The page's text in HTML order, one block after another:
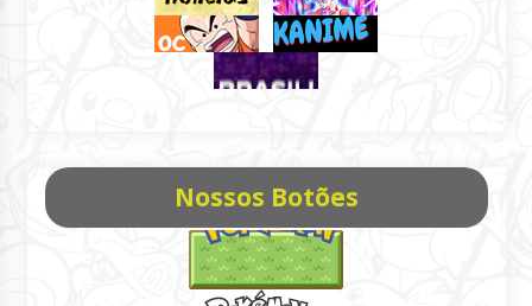
Nossos Botões